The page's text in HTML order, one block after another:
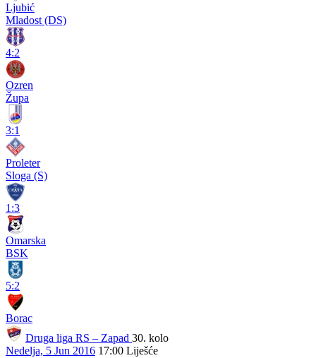
Ljubić
Mladost (DS)
4:2
Ozren
Župa
3:1
Proleter
Sloga (S)
1:3
Omarska
BSK
5:2
Borac
Druga liga RS – Zapad 30. kolo
Nedelja, 5 Jun 2016 17:00 Liješće